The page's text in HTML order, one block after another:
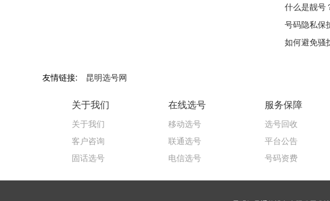
什么是靓号
号码隐私保
如何避免骚
友情链接: 昆明选号网
关于我们
关于我们
客户咨询
固话选号
在线选号
移动选号
联通选号
电信选号
服务保障
选号回收
平台公告
号码资费